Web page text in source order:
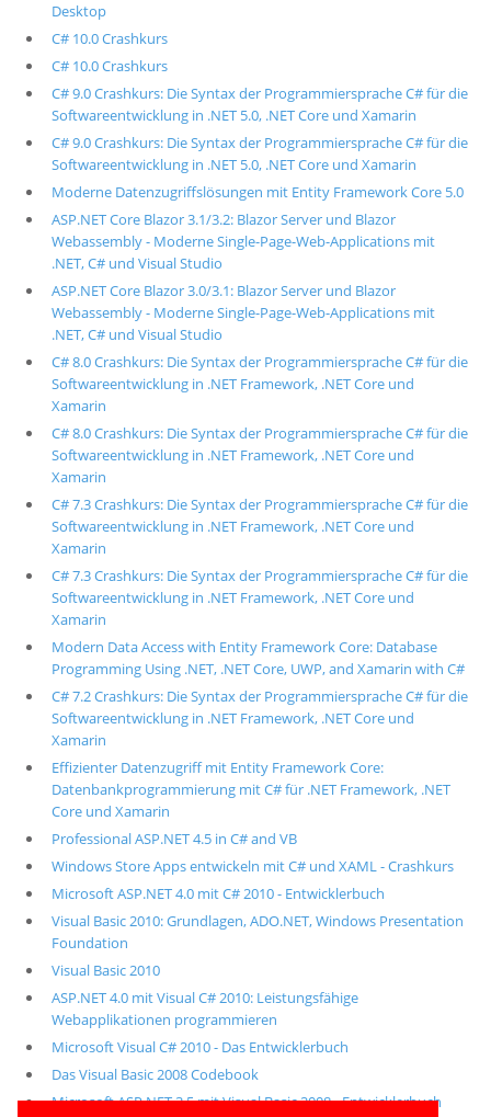
Desktop
C# 10.0 Crashkurs
C# 10.0 Crashkurs
C# 9.0 Crashkurs: Die Syntax der Programmiersprache C# für die
Softwareentwicklung in .NET 5.0, .NET Core und Xamarin
C# 9.0 Crashkurs: Die Syntax der Programmiersprache C# für die
Softwareentwicklung in .NET 5.0, .NET Core und Xamarin
Moderne Datenzugriffslösungen mit Entity Framework Core 5.0
ASP.NET Core Blazor 3.1/3.2: Blazor Server und Blazor
Webassembly - Moderne Single-Page-Web-Applications mit
.NET, C# und Visual Studio
ASP.NET Core Blazor 3.0/3.1: Blazor Server und Blazor
Webassembly - Moderne Single-Page-Web-Applications mit
.NET, C# und Visual Studio
C# 8.0 Crashkurs: Die Syntax der Programmiersprache C# für die
Softwareentwicklung in .NET Framework, .NET Core und
Xamarin
C# 8.0 Crashkurs: Die Syntax der Programmiersprache C# für die
Softwareentwicklung in .NET Framework, .NET Core und
Xamarin
C# 7.3 Crashkurs: Die Syntax der Programmiersprache C# für die
Softwareentwicklung in .NET Framework, .NET Core und
Xamarin
C# 7.3 Crashkurs: Die Syntax der Programmiersprache C# für die
Softwareentwicklung in .NET Framework, .NET Core und
Xamarin
Modern Data Access with Entity Framework Core: Database
Programming Using .NET, .NET Core, UWP, and Xamarin with C#
C# 7.2 Crashkurs: Die Syntax der Programmiersprache C# für die
Softwareentwicklung in .NET Framework, .NET Core und
Xamarin
Effizienter Datenzugriff mit Entity Framework Core:
Datenbankprogrammierung mit C# für .NET Framework, .NET
Core und Xamarin
Professional ASP.NET 4.5 in C# and VB
Windows Store Apps entwickeln mit C# und XAML - Crashkurs
Microsoft ASP.NET 4.0 mit C# 2010 - Entwicklerbuch
Visual Basic 2010: Grundlagen, ADO.NET, Windows Presentation
Foundation
Visual Basic 2010
ASP.NET 4.0 mit Visual C# 2010: Leistungsfähige
Webapplikationen programmieren
Microsoft Visual C# 2010 - Das Entwicklerbuch
Das Visual Basic 2008 Codebook
Microsoft ASP.NET 3.5 mit Visual Basic 2008 - Entwicklerbuch